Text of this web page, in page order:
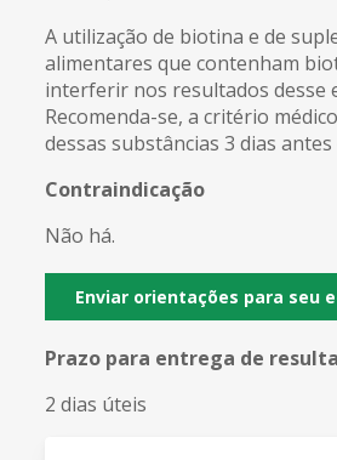
A utilização de biotina e de
alimentares que contenham
interferir nos resultados desse
Recomenda-se, a critério
dessas substâncias 3 dias antes
Contraindicação
Não há.
Enviar orientações para seu
Prazo para entrega de
2 dias úteis